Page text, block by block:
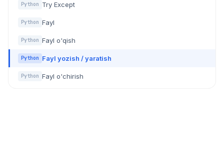
Python Try Except
Python Fayl
Python Fayl o'qish
Python Fayl yozish / yaratish
Python Fayl o'chirish